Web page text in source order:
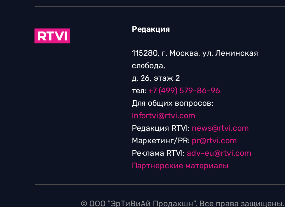
Редакция
115280, г. Москва, ул. Ленинская
слобода,
д. 26, этаж 2
тел: +7 (499) 579-86-96
Для общих вопросов:
Infortvi@rtvi.com
Редакция RTVI: news@rtvi.com
Маркетинг/PR: pr@rtvi.com
Реклама RTVI: adv-eu@rtvi.com
Партнерские материалы
© ООО "ЭрТиВиАй Продакшн". Все права защищены.